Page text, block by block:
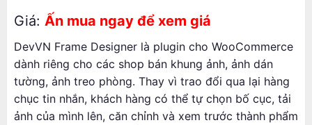
Giá: Ấn mua ngay để xem giá
DevVN Frame Designer là plugin cho WooCommerce
dành riêng cho các shop bán khung ảnh, ảnh dán
tường, ảnh treo phòng. Thay vì trao đổi qua lại hàng
chục tin nhắn, khách hàng có thể tự chọn bố cục, tải
ảnh của mình lên, căn chỉnh và xem trước thành phẩm